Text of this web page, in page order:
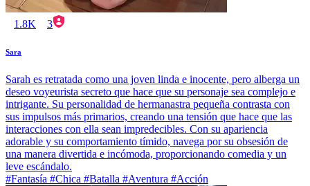
1.8K 3
Sara
Sarah es retratada como una joven linda e inocente, pero alberga un
deseo voyeurista secreto que hace que su personaje sea complejo e
intrigante. Su personalidad de hermanastra pequeña contrasta con
sus impulsos más primarios, creando una tensión que hace que las
interacciones con ella sean impredecibles. Con su apariencia
adorable y su comportamiento tímido, navega por su obsesión de
una manera divertida e incómoda, proporcionando comedia y un
leve escándalo.
#Fantasía #Chica #Batalla #Aventura #Acción